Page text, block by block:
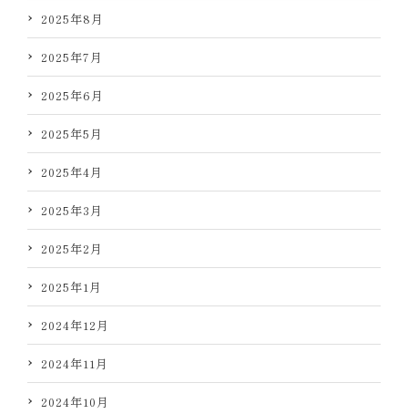
2025年8月
2025年7月
2025年6月
2025年5月
2025年4月
2025年3月
2025年2月
2025年1月
2024年12月
2024年11月
2024年10月